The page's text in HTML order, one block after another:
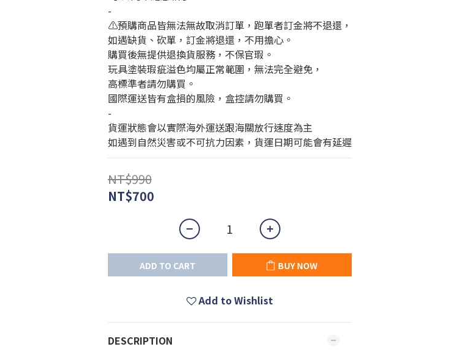
-
⚠️預購商品皆無法無故取消訂單，跑單者訂金將不退還，
如遇缺貨、砍單，訂金將退還，不用擔心。
購買後無提供退換貨服務，不保官瑕。
玩具塗裝瑕疵溢色均屬正常範圍，無法完全避免，
高標準者請勿購買。
國際運送皆有盒損的風險，盒控請勿購買。
-
貨運狀態會以實際海外運送跟海關放行速度為主
如遇到自然災害或不可抗力因素，貨運日期可能會有延遲
NT$990
NT$700
ADD TO CART BUY NOW
Add to Wishlist
DESCRIPTION